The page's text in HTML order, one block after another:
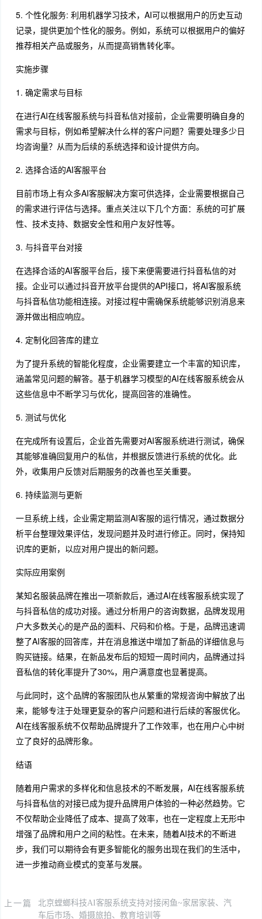
5. 个性化服务: 利用机器学习技术，AI可以根据用户的历史互动
记录，提供更加个性化的服务。例如，系统可以根据用户的偏好
推荐相关产品或服务，从而提高销售转化率。
实施步骤
1. 确定需求与目标
在进行AI在线客服系统与抖音私信对接前，企业需要明确自身的
需求与目标，例如希望解决什么样的客户问题？需要处理多少日
均咨询量？从而为后续的系统选择和设计提供方向。
2. 选择合适的AI客服平台
目前市场上有众多AI客服解决方案可供选择，企业需要根据自己
的需求进行评估与选择。重点关注以下几个方面：系统的可扩展
性、技术支持、数据安全性和用户友好性等。
3. 与抖音平台对接
在选择合适的AI客服平台后，接下来便需要进行抖音私信的对
接。企业可以通过抖音开放平台提供的API接口，将AI客服系统
与抖音私信功能相连接。对接过程中需确保系统能够识别消息来
源并做出相应响应。
4. 定制化回答库的建立
为了提升系统的智能化程度，企业需要建立一个丰富的知识库，
涵盖常见问题的解答。基于机器学习模型的AI在线客服系统会从
这些信息中不断学习与优化，提高回答的准确性。
5. 测试与优化
在完成所有设置后，企业首先需要对AI客服系统进行测试，确保
其能够准确回复用户的私信，并根据反馈进行系统的优化。此
外，收集用户反馈对后期服务的改善也至关重要。
6. 持续监测与更新
一旦系统上线，企业需定期监测AI客服的运行情况，通过数据分
析平台整理效果评估，发现问题并及时进行修正。同时，保持知
识库的更新，以应对用户提出的新问题。
实际应用案例
某知名服装品牌在推出一项新款后，通过AI在线客服系统实现了
与抖音私信的成功对接。通过分析用户的咨询数据，品牌发现用
户大多数关心的是产品的面料、尺码和价格。于是，品牌迅速调
整了AI客服的回答库，并在消息推送中增加了新品的详细信息与
购买链接。结果，在新品发布后的短短一周时间内，品牌通过抖
音私信的转化率提升了30%，用户满意度也显著提高。
与此同时，这个品牌的客服团队也从繁重的常规咨询中解放了出
来，能够专注于处理更复杂的客户问题和进行后续的客服优化。
AI在线客服系统不仅帮助品牌提升了工作效率，也在用户心中树
立了良好的品牌形象。
结语
随着用户需求的多样化和信息技术的不断发展，AI在线客服系统
与抖音私信的对接已成为提升品牌用户体验的一种必然趋势。它
不仅帮助企业降低了成本、提高了效率，也在一定程度上无形中
增强了品牌和用户之间的粘性。在未来，随着AI技术的不断进
步，我们可以期待会有更多智能化的服务出现在我们的生活中，
进一步推动商业模式的变革与发展。
上一篇
北京螳螂科技AI客服系统支持对接闲鱼~家居家装、汽
车后市场、婚摄旅拍、教育培训等